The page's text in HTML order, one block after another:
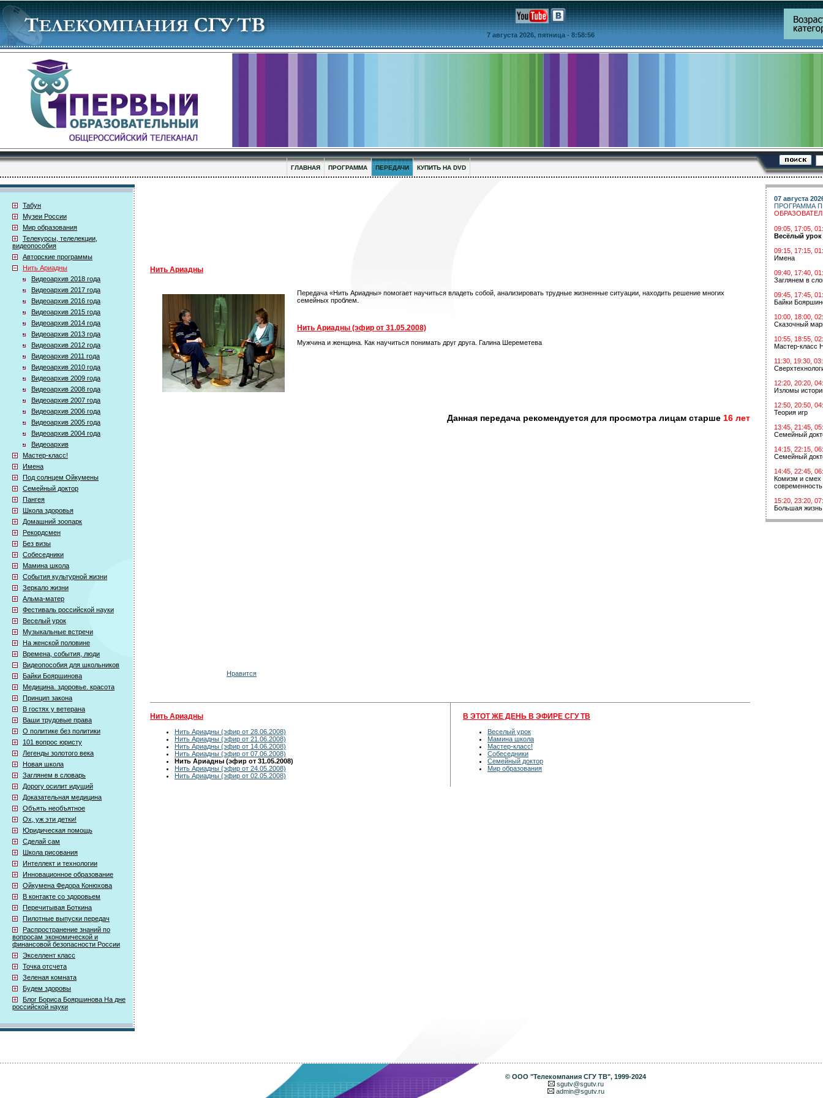
7 августа 2026, пятница - 8:58:56
ГЛАВНАЯ ПРОГРАММА ПЕРЕДАЧИ КУПИТЬ НА DVD
Табун
Музеи России
Мир образования
Телекурсы, телелекции,
видеопособия
Авторские программы
Нить Ариадны
Видеоархив 2018 года
Видеоархив 2017 года
Видеоархив 2016 года
Видеоархив 2015 года
Видеоархив 2014 года
Видеоархив 2013 года
Видеоархив 2012 года
Видеоархив 2011 года
Видеоархив 2010 года
Видеоархив 2009 года
Видеоархив 2008 года
Видеоархив 2007 года
Видеоархив 2006 года
Видеоархив 2005 года
Видеоархив 2004 года
Видеоархив
Мастер-класс!
Имена
Под солнцем Ойкумены
Семейный доктор
Пангея
Школа здоровья
Домашний зоопарк
Рекордсмен
Без визы
Собеседники
Мамина школа
События культурной жизни
Зеркало жизни
Альма-матер
Фестиваль российской науки
Веселый урок
Музыкальные встречи
На женской половине
Времена, события, люди
Видеопособия для школьников
Байки Бояршинова
Медицина. здоровье. красота
Принцип закона
В гостях у ветерана
Ваши трудовые права
О политике без политики
101 вопрос юристу
Легенды золотого века
Новая школа
Заглянем в словарь
Дорогу осилит идущий
Доказательная медицина
Объять необъятное
Ох, уж эти детки!
Юридическая помощь
Сделай сам
Школа рисования
Интеллект и технологии
Инновационное образование
Ойкумена Федора Конюхова
В контакте со здоровьем
Перечитывая Боткина
Пилотные выпуски передач
Распространение знаний по
вопросам экономической и
финансовой безопасности России
Экселлент класс
Точка отсчета
Зеленая комната
Будем здоровы
Блог Бориса Бояршинова На дне
российской науки
Нить Ариадны
Передача «Нить Ариадны» помогает научиться владеть собой, анализировать трудные жизненные ситуации, находить решение многих
семейных проблем.
Нить Ариадны (эфир от 31.05.2008)
Мужчина и женщина. Как научиться понимать друг друга. Галина Шереметева
Данная передача рекомендуется для просмотра лицам старше 16 лет
Нравится
Нить Ариадны
Нить Ариадны (эфир от 28.06.2008)
Нить Ариадны (эфир от 21.06.2008)
Нить Ариадны (эфир от 14.06.2008)
Нить Ариадны (эфир от 07.06.2008)
Нить Ариадны (эфир от 31.05.2008)
Нить Ариадны (эфир от 24.05.2008)
Нить Ариадны (эфир от 02.05.2008)
В ЭТОТ ЖЕ ДЕНЬ В ЭФИРЕ СГУ ТВ
Веселый урок
Мамина школа
Мастер-класс!
Собеседники
Семейный доктор
Мир образования
07 августа
ПРОГРАММА
09:05, 17:05,
Весёлый урок
09:15, 17:15,
Имена
09:40, 17:40,
Заглянем в
09:45, 17:45,
Байки
10:00, 18:00,
Сказочный
10:55, 18:55,
Мастер-класс
11:30, 19:30,
12:20, 20:20,
Изломы
12:50, 20:50,
Теория игр
13:45, 21:45,
Семейный
14:15, 22:15,
Семейный
14:45, 22:45,
Комизм и смех
современность
15:20, 23:20,
Большая жизнь
© ООО "Телекомпания СГУ ТВ", 1999-2024
sgutv@sgutv.ru
admin@sgutv.ru